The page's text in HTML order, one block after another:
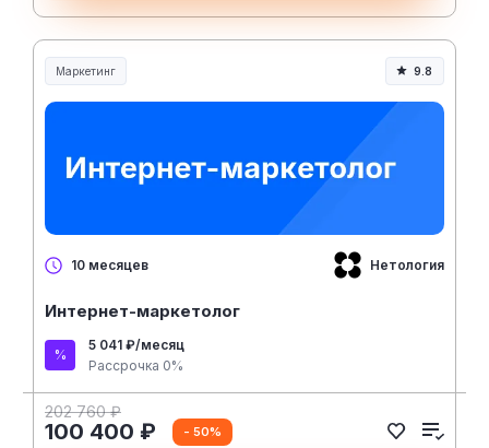
Маркетинг 9.8
10 месяцев Нетология
Интернет-маркетолог
5 041 ₽/месяц
Рассрочка 0%
202 760 ₽
100 400 ₽ - 50%